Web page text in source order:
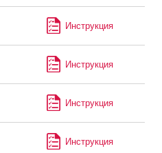
Инструкция
Инструкция
Инструкция
Инструкция